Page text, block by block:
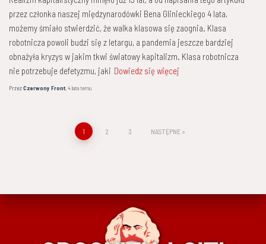
przez członka naszej międzynarodówki Bena Glinieckiego 4 lata,
możemy śmiało stwierdzić, że walka klasowa się zaognia. Klasa
robotnicza powoli budzi się z letargu, a pandemia jeszcze bardziej
obnażyła kryzys w jakim tkwi światowy kapitalizm. Klasa robotnicza
nie potrzebuje defetyzmu, jaki Dowiedz się więcej
PrzezCzerwony Front,4 latatemu
Stronicowanie
1 2 3 NASTĘPNE